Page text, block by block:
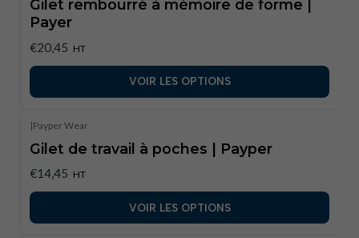
Gilet rembourré à mémoire de forme |
Payer
€20,45 HT
VOIR LES OPTIONS
|Payper Wear
Gilet de travail à poches | Payper
€14,45 HT
VOIR LES OPTIONS